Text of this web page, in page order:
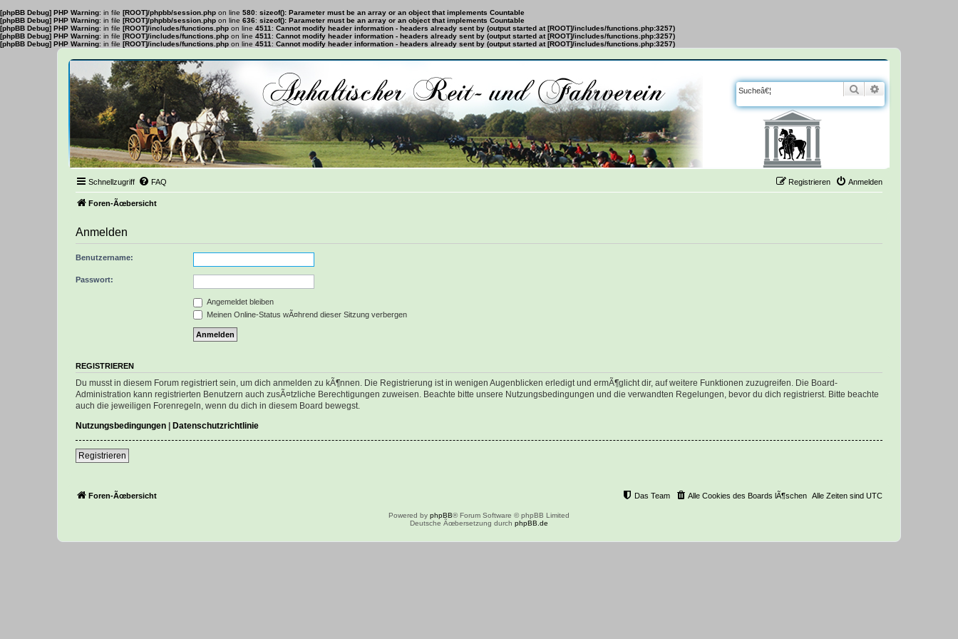
[phpBB Debug] PHP Warning: in file [ROOT]/phpbb/session.php on line 580: sizeof(): Parameter must be an array or an object that implements Countable
[phpBB Debug] PHP Warning: in file [ROOT]/phpbb/session.php on line 636: sizeof(): Parameter must be an array or an object that implements Countable
[phpBB Debug] PHP Warning: in file [ROOT]/includes/functions.php on line 4511 : Cannot modify header information - headers already sent by (output started at [ROOT]/includes/functions.php:3257)
[phpBB Debug] PHP Warning: in file [ROOT]/includes/functions.php on line 4511 : Cannot modify header information - headers already sent by (output started at [ROOT]/includes/functions.php:3257)
[phpBB Debug] PHP Warning: in file [ROOT]/includes/functions.php on line 4511 : Cannot modify header information - headers already sent by (output started at [ROOT]/includes/functions.php:3257)
Suche
Schnellzugriff FAQ Anmelden
Registrieren
Foren-Ãœbersicht
Anmelden
Benutzername:
Passwort:
Angemeldet bleiben
Meinen Online-Status wÃ¤hrend dieser Sitzung verbergen
REGISTRIEREN
Du musst in diesem Forum registriert sein, um dich anmelden zu kÃ¶nnen. Die Registrierung ist in wenigen Augenblicken erledigt und ermÃ¶glicht dir, auf weitere Funktionen zuzugreifen. Die Board-
Administration kann registrierten Benutzern auch zusÃ¤tzliche Berechtigungen zuweisen. Beachte bitte unsere Nutzungsbedingungen und die verwandten Regelungen, bevor du dich registrierst. Bitte beachte
auch die jeweiligen Forenregeln, wenn du dich in diesem Board bewegst.
Nutzungsbedingungen | Datenschutzrichtlinie
Registrieren
Foren-Ãœbersicht Alle Zeiten sind UTC
Alle Cookies des Boards lÃ¶schen
Das Team
Powered by phpBB® Forum Software © phpBB Limited
Deutsche Ãœbersetzung durch phpBB.de